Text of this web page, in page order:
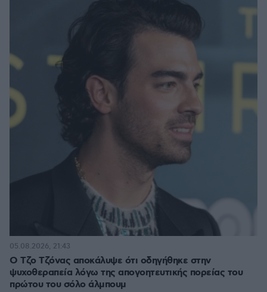
Ο Τζο Τζόνας αποκάλυψε ότι οδηγήθηκε στην
ψυχοθεραπεία λόγω της απογοητευτικής πορείας του
πρώτου του σόλο άλμπουμ
05.08.2026, 21:43